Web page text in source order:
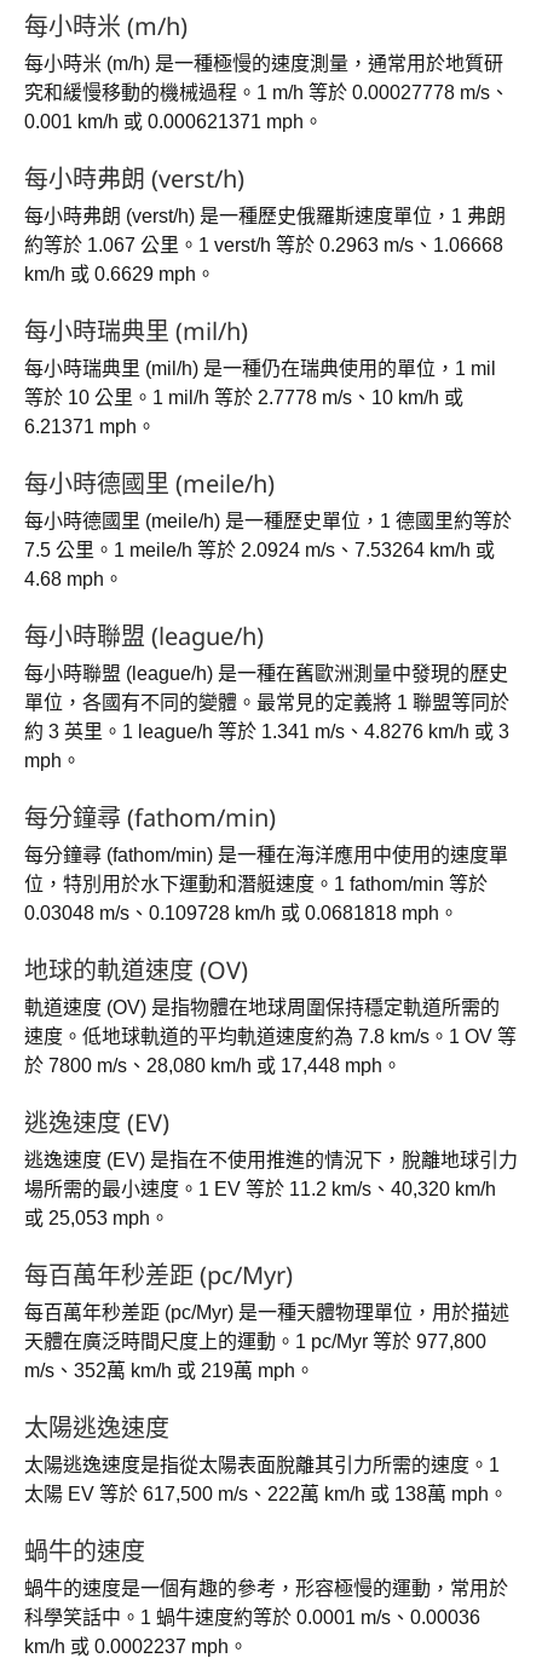
每小時米 (m/h)
每小時米 (m/h) 是一種極慢的速度測量，通常用於地質研
究和緩慢移動的機械過程。1 m/h 等於 0.00027778 m/s、
0.001 km/h 或 0.000621371 mph。
每小時弗朗 (verst/h)
每小時弗朗 (verst/h) 是一種歷史俄羅斯速度單位，1 弗朗
約等於 1.067 公里。1 verst/h 等於 0.2963 m/s、1.06668
km/h 或 0.6629 mph。
每小時瑞典里 (mil/h)
每小時瑞典里 (mil/h) 是一種仍在瑞典使用的單位，1 mil
等於 10 公里。1 mil/h 等於 2.7778 m/s、10 km/h 或
6.21371 mph。
每小時德國里 (meile/h)
每小時德國里 (meile/h) 是一種歷史單位，1 德國里約等於
7.5 公里。1 meile/h 等於 2.0924 m/s、7.53264 km/h 或
4.68 mph。
每小時聯盟 (league/h)
每小時聯盟 (league/h) 是一種在舊歐洲測量中發現的歷史
單位，各國有不同的變體。最常見的定義將 1 聯盟等同於
約 3 英里。1 league/h 等於 1.341 m/s、4.8276 km/h 或 3
mph。
每分鐘尋 (fathom/min)
每分鐘尋 (fathom/min) 是一種在海洋應用中使用的速度單
位，特別用於水下運動和潛艇速度。1 fathom/min 等於
0.03048 m/s、0.109728 km/h 或 0.0681818 mph。
地球的軌道速度 (OV)
軌道速度 (OV) 是指物體在地球周圍保持穩定軌道所需的
速度。低地球軌道的平均軌道速度約為 7.8 km/s。1 OV 等
於 7800 m/s、28,080 km/h 或 17,448 mph。
逃逸速度 (EV)
逃逸速度 (EV) 是指在不使用推進的情況下，脫離地球引力
場所需的最小速度。1 EV 等於 11.2 km/s、40,320 km/h
或 25,053 mph。
每百萬年秒差距 (pc/Myr)
每百萬年秒差距 (pc/Myr) 是一種天體物理單位，用於描述
天體在廣泛時間尺度上的運動。1 pc/Myr 等於 977,800
m/s、352萬 km/h 或 219萬 mph。
太陽逃逸速度
太陽逃逸速度是指從太陽表面脫離其引力所需的速度。1
太陽 EV 等於 617,500 m/s、222萬 km/h 或 138萬 mph。
蝸牛的速度
蝸牛的速度是一個有趣的參考，形容極慢的運動，常用於
科學笑話中。1 蝸牛速度約等於 0.0001 m/s、0.00036
km/h 或 0.0002237 mph。